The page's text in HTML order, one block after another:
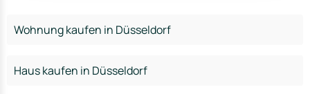
Wohnung kaufen in Düsseldorf
Haus kaufen in Düsseldorf